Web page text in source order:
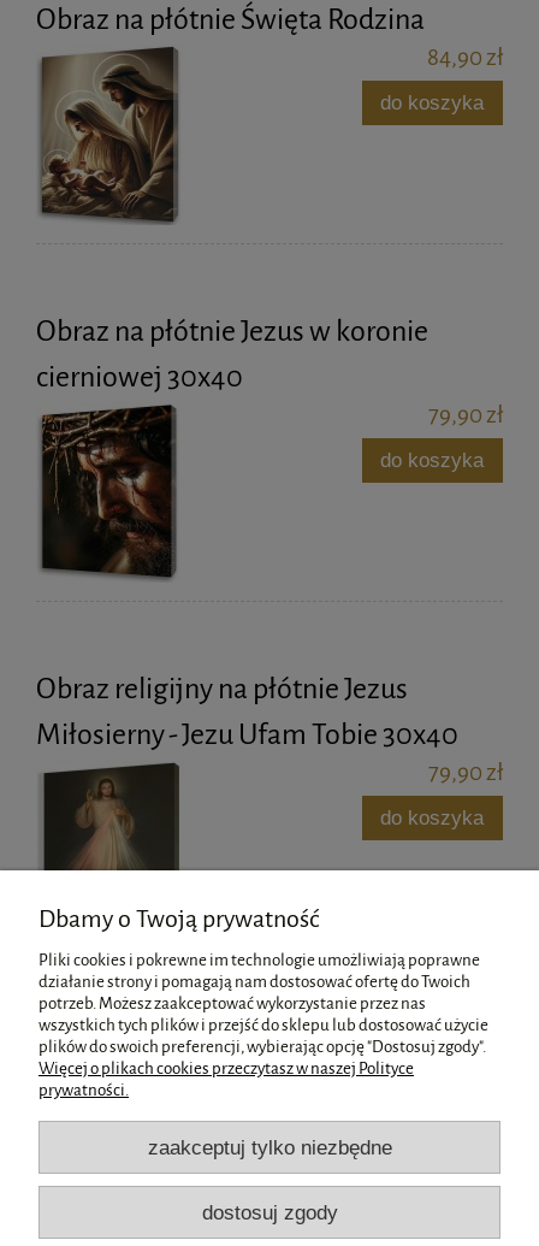
Obraz na płótnie Święta Rodzina
84,90 zł
do koszyka
Obraz na płótnie Jezus w koronie
cierniowej 30x40
79,90 zł
do koszyka
Obraz religijny na płótnie Jezus
Miłosierny - Jezu Ufam Tobie 30x40
79,90 zł
do koszyka
Pomoc
Płatności i dostawa
Informacje
Dbamy o Twoją prywatność
Pliki cookies i pokrewne im technologie umożliwiają poprawne
działanie strony i pomagają nam dostosować ofertę do Twoich
potrzeb. Możesz zaakceptować wykorzystanie przez nas
wszystkich tych plików i przejść do sklepu lub dostosować użycie
plików do swoich preferencji, wybierając opcję "Dostosuj zgody".
Więcej o plikach cookies przeczytasz w naszej Polityce
prywatności.
zaakceptuj tylko niezbędne
dostosuj zgody